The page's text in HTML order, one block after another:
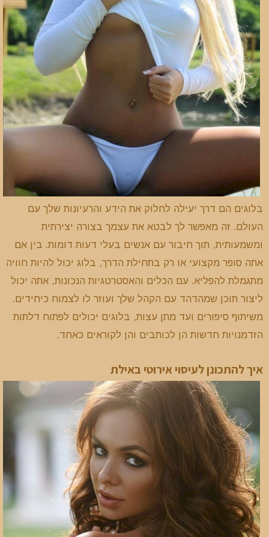
בלוגים הם דרך יעילה לחלוק את הידע והרעיונות שלך עם
העולם. זה מאפשר לך לבטא את עצמך בצורה יצירתית
ומשמעותית, תוך חיבור עם אנשים בעלי דעות דומות. בין אם
אתה סופר מקצועי או רק בתחילת הדרך, בלוג יכול להיות חוויה
מתגמלת להפליא. עם הכלים והאסטרטגיות הנכונות, אתה יכול
ליצור תוכן שמהדהד עם הקהל שלך ועוזר לו לצמוח כיחידים.
משיתוף סיפורים ועד מתן עצות, בלוגים יכולים לפתוח דלתות
הזדמנויות חדשות הן לכותבים והן לקוראים כאחד.
איך להתכונן לעיסוי אירוטי באילת